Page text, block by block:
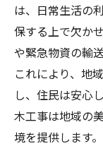
土木工事
耐久性
災害対
地域
防災意
住民
は、日常生活の
保する上で欠か
や緊急物資の輸
これにより、地
し、住民は安心
木工事は地域の
境を提供します